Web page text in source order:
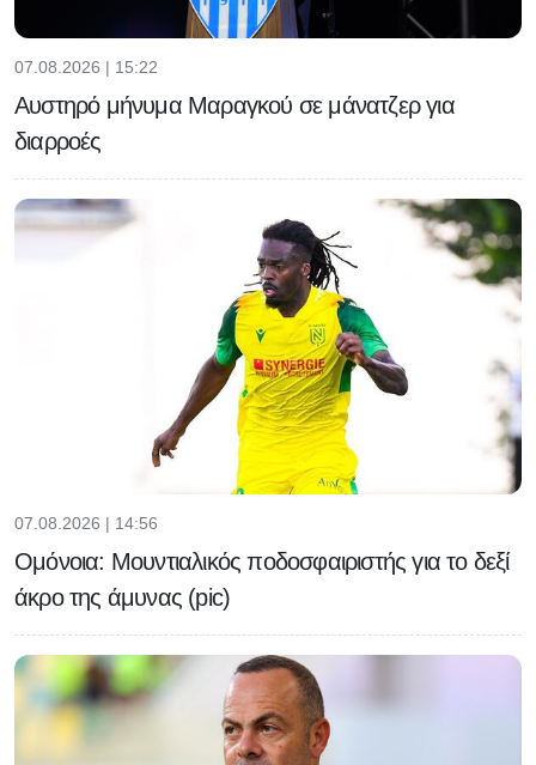
07.08.2026 | 15:22
Αυστηρό μήνυμα Μαραγκού σε μάνατζερ για
διαρροές
07.08.2026 | 14:56
Ομόνοια: Μουντιαλικός ποδοσφαιριστής για το δεξί
άκρο της άμυνας (pic)